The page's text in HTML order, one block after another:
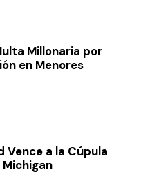
Millonaria por
en Menores
Vence a la Cúpula